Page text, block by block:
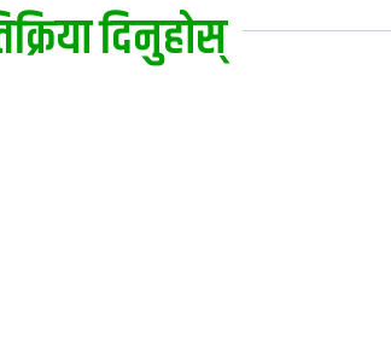
दिनुहोस्